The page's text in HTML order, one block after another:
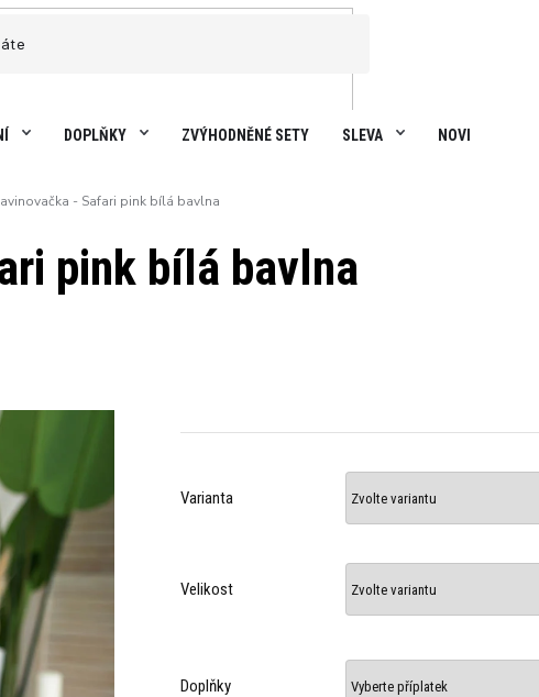
DOPLŇKY ZVÝHODNĚNÉ SETY SLEVA NOVINKY
- Safari pink bílá bavlna
pink bílá bavlna
Varianta
Velikost
Doplňky